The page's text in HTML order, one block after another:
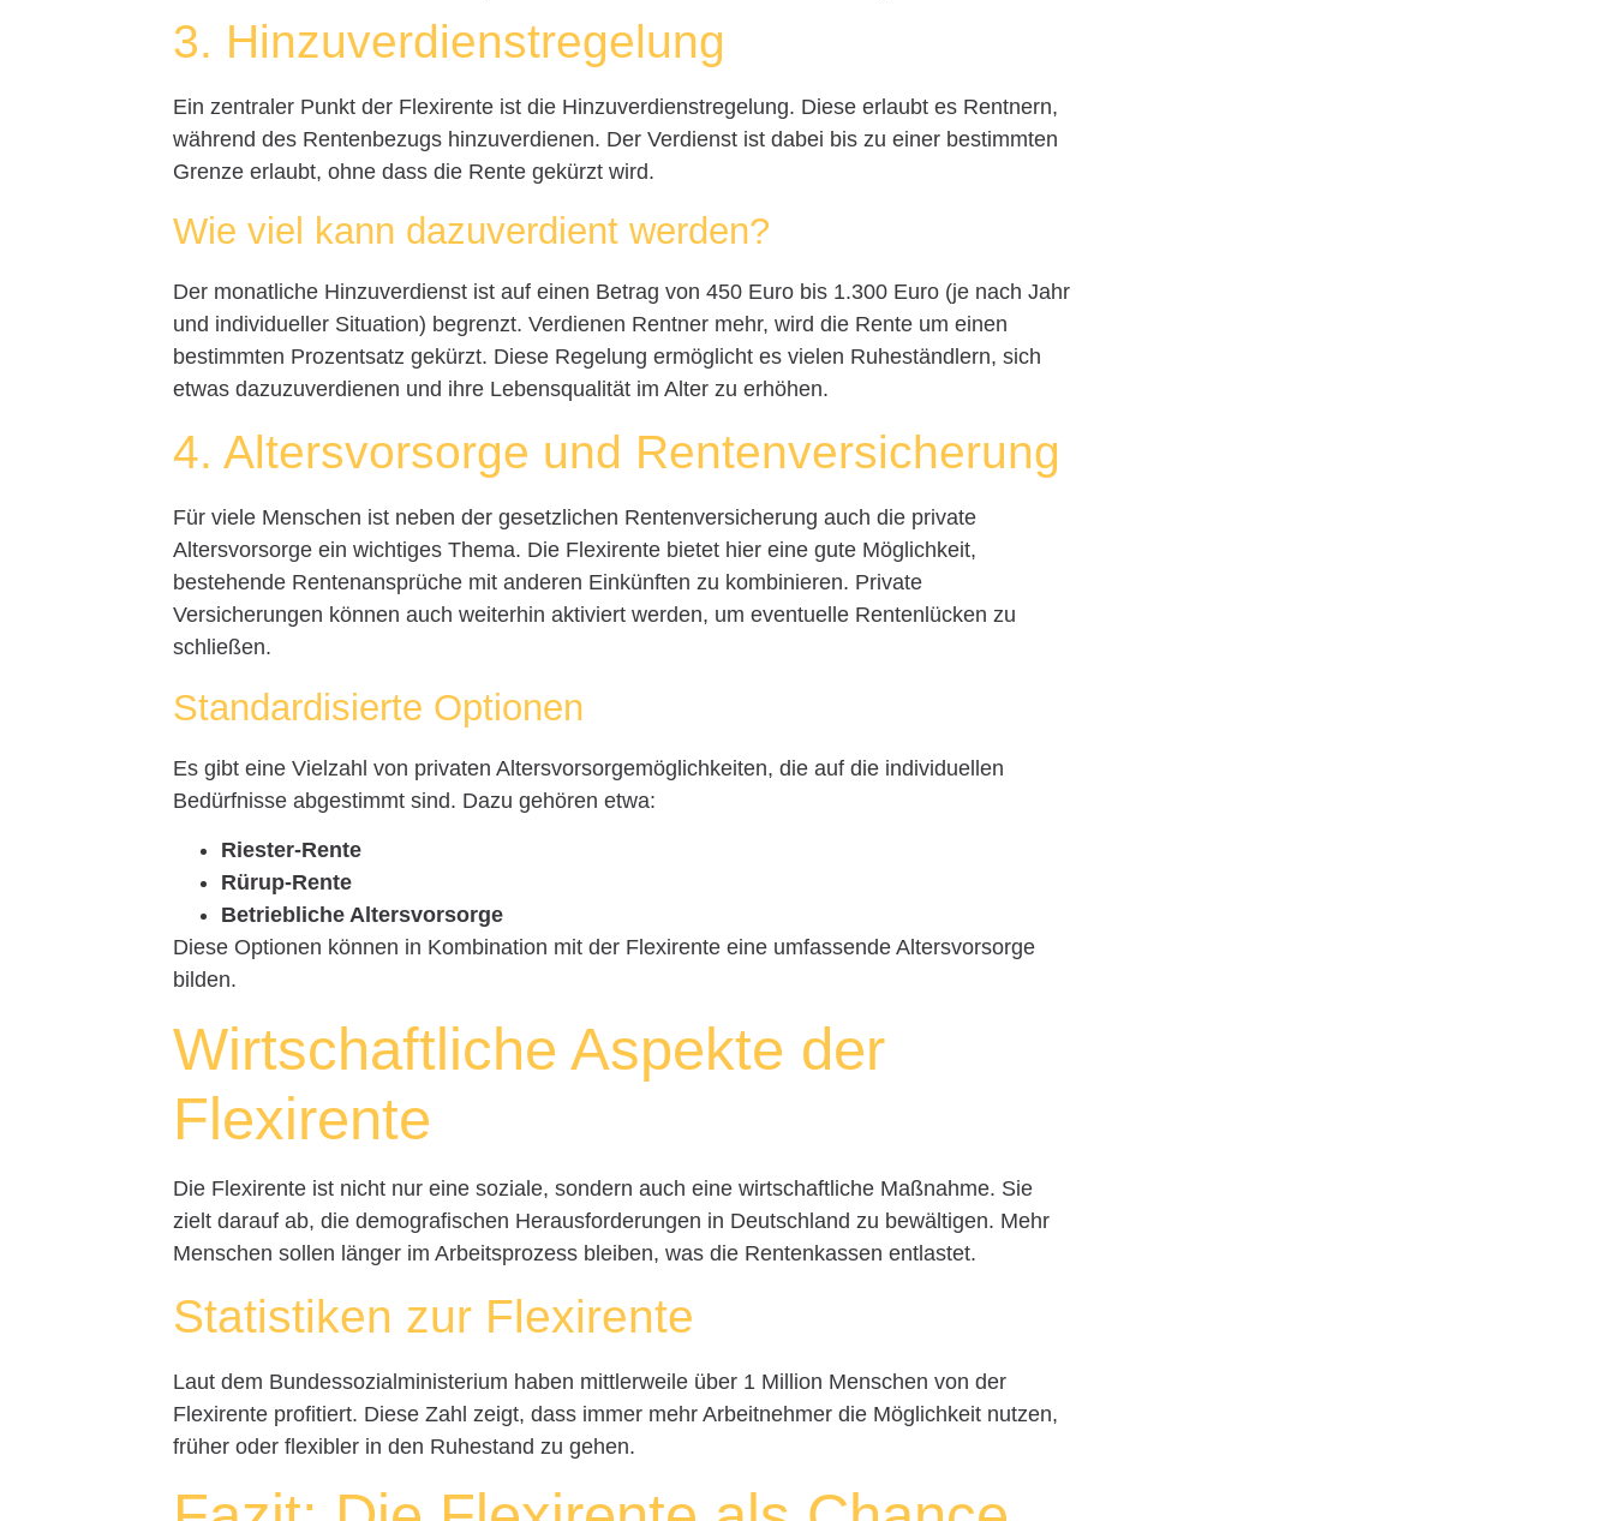
3. Hinzuverdienstregelung
Ein zentraler Punkt der Flexirente ist die Hinzuverdienstregelung. Diese erlaubt es Rentnern,
während des Rentenbezugs hinzuverdienen. Der Verdienst ist dabei bis zu einer bestimmten
Grenze erlaubt, ohne dass die Rente gekürzt wird.
Wie viel kann dazuverdient werden?
Der monatliche Hinzuverdienst ist auf einen Betrag von 450 Euro bis 1.300 Euro (je nach Jahr
und individueller Situation) begrenzt. Verdienen Rentner mehr, wird die Rente um einen
bestimmten Prozentsatz gekürzt. Diese Regelung ermöglicht es vielen Ruheständlern, sich
etwas dazuzuverdienen und ihre Lebensqualität im Alter zu erhöhen.
4. Altersvorsorge und Rentenversicherung
Für viele Menschen ist neben der gesetzlichen Rentenversicherung auch die private
Altersvorsorge ein wichtiges Thema. Die Flexirente bietet hier eine gute Möglichkeit,
bestehende Rentenansprüche mit anderen Einkünften zu kombinieren. Private
Versicherungen können auch weiterhin aktiviert werden, um eventuelle Rentenlücken zu
schließen.
Standardisierte Optionen
Es gibt eine Vielzahl von privaten Altersvorsorgemöglichkeiten, die auf die individuellen
Bedürfnisse abgestimmt sind. Dazu gehören etwa:
Riester-Rente
Rürup-Rente
Betriebliche Altersvorsorge
Diese Optionen können in Kombination mit der Flexirente eine umfassende Altersvorsorge
bilden.
Wirtschaftliche Aspekte der
Flexirente
Die Flexirente ist nicht nur eine soziale, sondern auch eine wirtschaftliche Maßnahme. Sie
zielt darauf ab, die demografischen Herausforderungen in Deutschland zu bewältigen. Mehr
Menschen sollen länger im Arbeitsprozess bleiben, was die Rentenkassen entlastet.
Statistiken zur Flexirente
Laut dem Bundessozialministerium haben mittlerweile über 1 Million Menschen von der
Flexirente profitiert. Diese Zahl zeigt, dass immer mehr Arbeitnehmer die Möglichkeit nutzen,
früher oder flexibler in den Ruhestand zu gehen.